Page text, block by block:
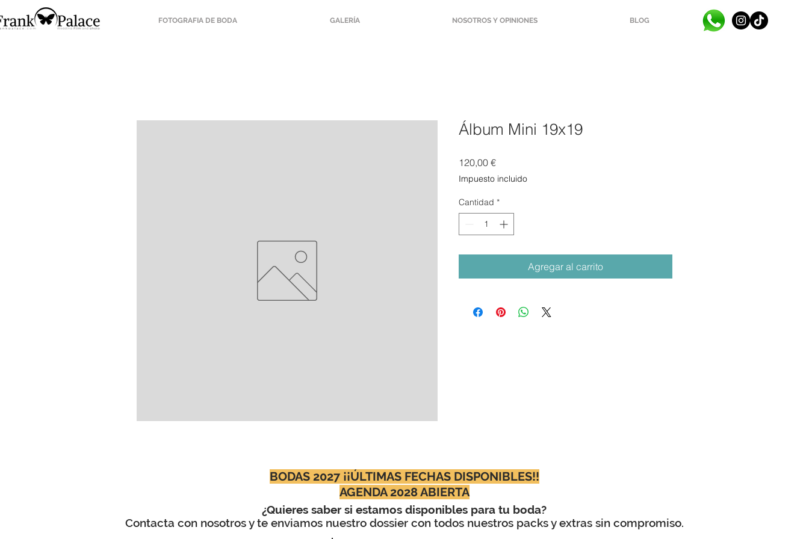
FOTOGRAFIA DE BODA GALERÍA NOSOTROS Y OPINIONES BLOG
Álbum Mini 19x19
120,00 €Precio
Impuesto incluido
Cantidad *
Agregar al carrito
BODAS 2027 ¡¡ÚLTIMAS FECHAS DISPONIBLES!!
AGENDA 2028 ABIERTA
¿Quieres saber si estamos disponibles para tu boda?
Contacta con nosotros y te enviamos nuestro dossier con todos nuestros packs y extras sin compromiso.